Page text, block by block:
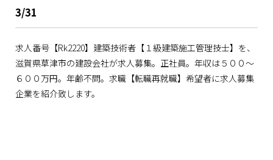
3/31
求人番号【Rk2220】建築技術者【１級建築施工管理技士】を、
滋賀県草津市の建設会社が求人募集。正社員。年収は５００～
６００万円。年齢不問。求職【転職再就職】希望者に求人募集
企業を紹介致します。